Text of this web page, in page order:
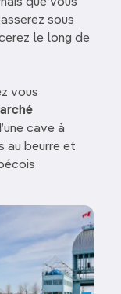
sous
le long de
vous
cave à
au beurre et